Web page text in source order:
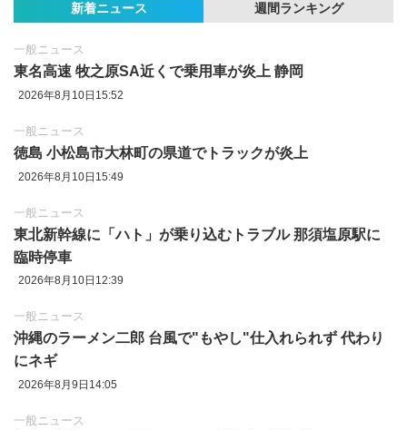
新着ニュース 週間ランキング
一般ニュース
東名高速 牧之原SA近くで乗用車が炎上 静岡
2026年8月10日15:52
一般ニュース
徳島 小松島市大林町の県道でトラックが炎上
2026年8月10日15:49
一般ニュース
東北新幹線に「ハト」が乗り込むトラブル 那須塩原駅に
臨時停車
2026年8月10日12:39
一般ニュース
沖縄のラーメン二郎 台風で"もやし"仕入れられず 代わり
にネギ
2026年8月9日14:05
一般ニュース